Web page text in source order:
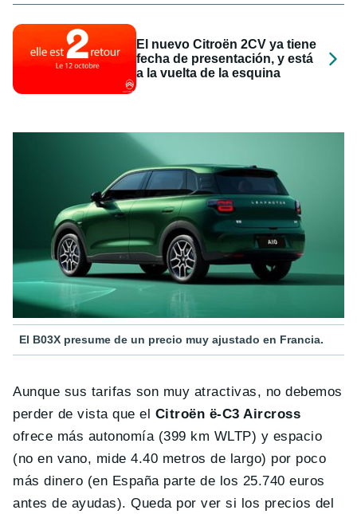
El nuevo Citroën 2CV ya tiene
fecha de presentación, y está
a la vuelta de la esquina
El B03X presume de un precio muy ajustado en Francia.
Aunque sus tarifas son muy atractivas, no debemos
perder de vista que el Citroën ë-C3 Aircross
ofrece más autonomía (399 km WLTP) y espacio
(no en vano, mide 4.40 metros de largo) por poco
más dinero (en España parte de los 25.740 euros
antes de ayudas). Queda por ver si los precios del